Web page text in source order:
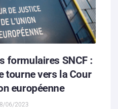
formulaires SNCF :
tourne vers la Cour
européenne
06/2023